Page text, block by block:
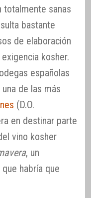
totalmente sanas
bastante
de elaboración
kosher.
españolas
de las más
(D.O.
en destinar parte
vino kosher
, un
habría que